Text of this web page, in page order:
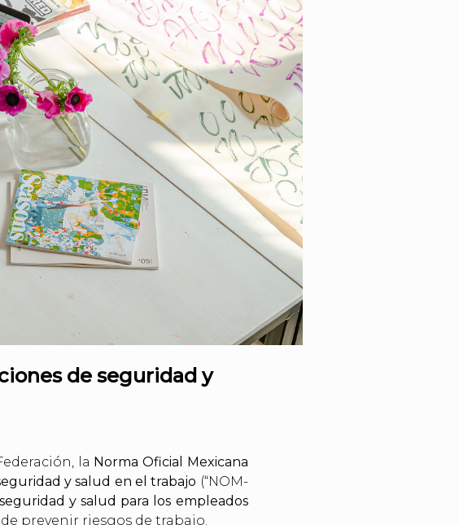
de seguridad y
la Norma Oficial Mexicana
y salud en el trabajo (“NOM-
y salud para los empleados
de prevenir riesgos de trabajo.